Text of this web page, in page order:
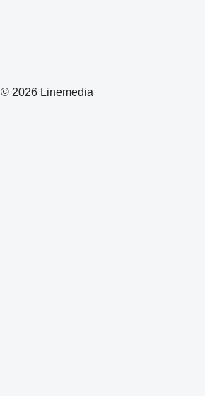
© 2026 Linemedia